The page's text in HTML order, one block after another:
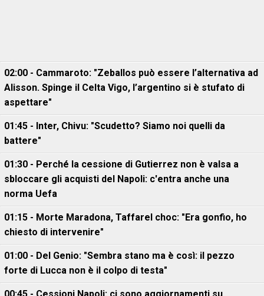
02:00 - Cammaroto: "Zeballos può essere l’alternativa ad
Alisson. Spinge il Celta Vigo, l’argentino si è stufato di
aspettare"
01:45 - Inter, Chivu: "Scudetto? Siamo noi quelli da
battere"
01:30 - Perché la cessione di Gutierrez non è valsa a
sbloccare gli acquisti del Napoli: c'entra anche una
norma Uefa
01:15 - Morte Maradona, Taffarel choc: "Era gonfio, ho
chiesto di intervenire"
01:00 - Del Genio: "Sembra stano ma è così: il pezzo
forte di Lucca non è il colpo di testa"